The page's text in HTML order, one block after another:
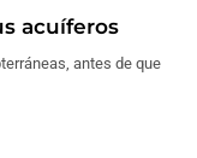
acuíferos
antes de que